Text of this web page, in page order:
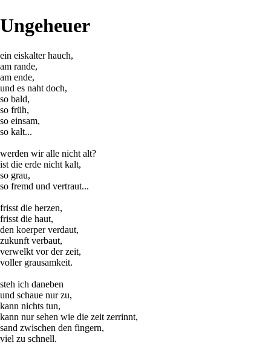
Ungeheuer
ein eiskalter hauch,
am rande,
am ende,
und es naht doch,
so bald,
so früh,
so einsam,
so kalt...
werden wir alle nicht alt?
ist die erde nicht kalt,
so grau,
so fremd und vertraut...
frisst die herzen,
frisst die haut,
den koerper verdaut,
zukunft verbaut,
verwelkt vor der zeit,
voller grausamkeit.
steh ich daneben
und schaue nur zu,
kann nichts tun,
kann nur sehen wie die zeit zerrinnt,
sand zwischen den fingern,
viel zu schnell.